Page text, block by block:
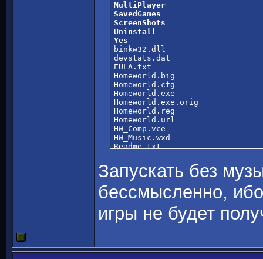
MultiPlayer
SavedGames
ScreenShots
Uninstall
Yes
binkw32.dll
devstats.dat
EULA.txt
Homeworld.big
Homeworld.cfg
Homeworld.exe
Homeworld.exe.orig
Homeworld.reg
Homeworld.url
HW_Comp.vce
HW_Music.wxd
Readme.txt
rgld3d.dll
rglsw.dll
sierra.inf
Update.big
Запускать без
бессмысленно,
игры не будет